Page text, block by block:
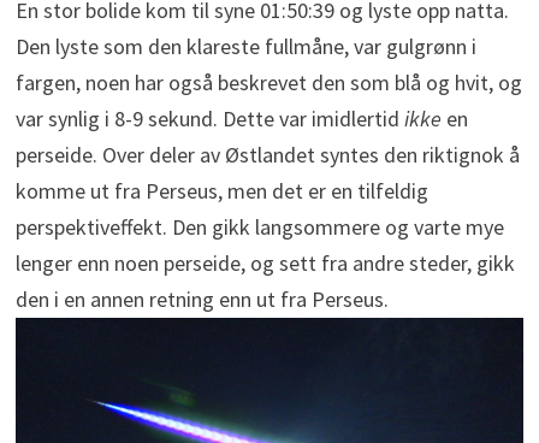
En stor bolide kom til syne 01:50:39 og lyste opp natta.
Den lyste som den klareste fullmåne, var gulgrønn i
fargen, noen har også beskrevet den som blå og hvit, og
var synlig i 8-9 sekund. Dette var imidlertid ikke en
perseide. Over deler av Østlandet syntes den riktignok å
komme ut fra Perseus, men det er en tilfeldig
perspektiveffekt. Den gikk langsommere og varte mye
lenger enn noen perseide, og sett fra andre steder, gikk
den i en annen retning enn ut fra Perseus.